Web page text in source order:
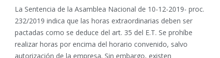
La Sentencia de la Asamblea Nacional de 10-12-2019- proc.
232/2019 indica que las horas extraordinarias deben ser
pactadas como se deduce del art. 35 del E.T. Se prohíbe
realizar horas por encima del horario convenido, salvo
autorización de la empresa. Sin embargo, existen